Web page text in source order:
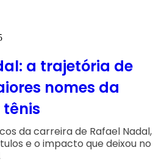
a trajetória de
nomes da
da carreira de Rafael Nadal,
e o impacto que deixou no